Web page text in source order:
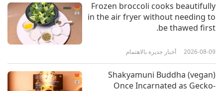
طرق شيفا الـ 112 للتركيز القسم
الرابع، الجزء 1 من 6
Frozen broccoli cooks beautifully
in the air fryer without needing to
be thawed first.
أخبار جديرة بالاهتمام 2026-08-09
Shakyamuni Buddha (vegan)
Once Incarnated as Gecko-